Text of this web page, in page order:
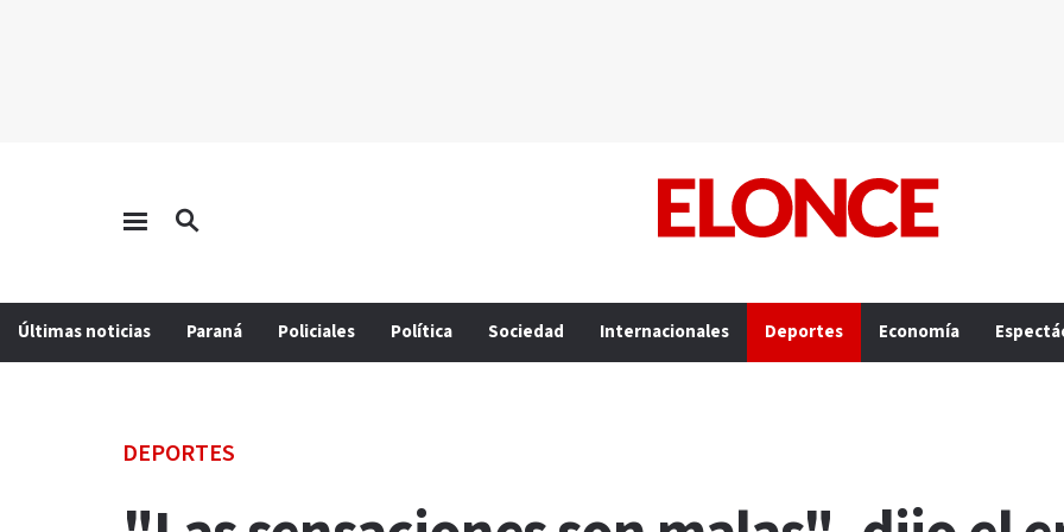
Últimas noticias Paraná Policiales Política Sociedad Internacionales Deportes Economía
DEPORTES